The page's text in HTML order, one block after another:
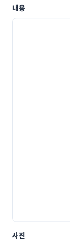
내용
사진